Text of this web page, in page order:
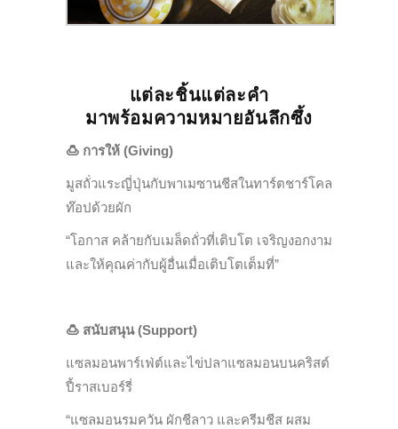
แต่ละชิ้นแต่ละคำ
มาพร้อมความหมายอันลึกซึ้ง
🍮 การให้ (Giving)
มูสถั่วแระญี่ปุ่นกับพาเมซานชีสในทาร์ตชาร์โคล
ท๊อปด้วยผัก
“โอกาส คล้ายกับเมล็ดถั่วที่เติบโต เจริญงอกงาม
และให้คุณค่ากับผู้อื่นเมื่อเติบโตเต็มที่”
🍮 สนับสนุน (Support)
แซลมอนพาร์เฟ่ต์และไข่ปลาแซลมอนบนคริสต์
ปี้ราสเบอร์รี่
“แซลมอนรมควัน ผักชีลาว และครีมชีส ผสม